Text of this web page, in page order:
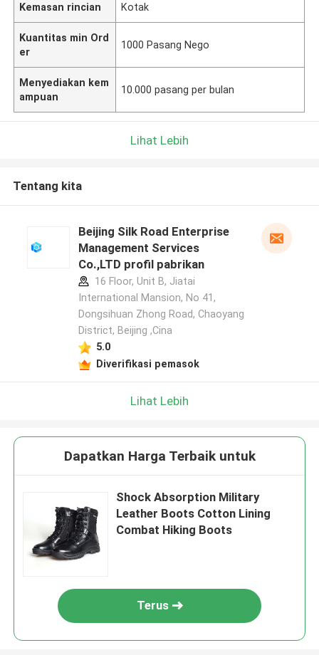
Kemasan rincian Kotak
Kuantitas min Ord
er
1000 Pasang Nego
Menyediakan kem
ampuan
10.000 pasang per bulan
Lihat Lebih
Tentang kita
Beijing Silk Road Enterprise
Management Services
Co.,LTD profil pabrikan
16 Floor, Unit B, Jiatai
International Mansion, No 41,
Dongsihuan Zhong Road, Chaoyang
District, Beijing ,Cina
5.0
Diverifikasi pemasok
Lihat Lebih
Dapatkan Harga Terbaik untuk
Shock Absorption Military
Leather Boots Cotton Lining
Combat Hiking Boots
Terus